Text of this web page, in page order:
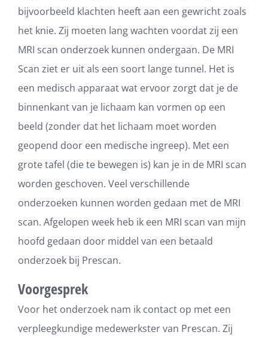
bijvoorbeeld klachten heeft aan een gewricht zoals
het knie. Zij moeten lang wachten voordat zij een
MRI scan onderzoek kunnen ondergaan. De MRI
Scan ziet er uit als een soort lange tunnel. Het is
een medisch apparaat wat ervoor zorgt dat je de
binnenkant van je lichaam kan vormen op een
beeld (zonder dat het lichaam moet worden
geopend door een medische ingreep). Met een
grote tafel (die te bewegen is) kan je in de MRI scan
worden geschoven. Veel verschillende
onderzoeken kunnen worden gedaan met de MRI
scan. Afgelopen week heb ik een MRI scan van mijn
hoofd gedaan door middel van een betaald
onderzoek bij Prescan.
Voorgesprek
Voor het onderzoek nam ik contact op met een
verpleegkundige medewerkster van Prescan. Zij